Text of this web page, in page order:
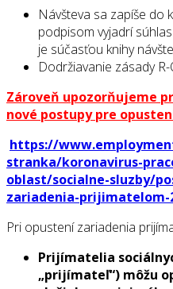
Návšteva sa zapíše do
podpisom vyjadrí
je súčasťou knihy
Dodržiavanie zásady R-
Zároveň upozorňujeme
nové postupy pre
https://
stranka/koronavirus-
oblast/socialne-sluzby/
zariadenia-prijimatelom-
Pri opustení zariadenia
Prijímatelia
„prijímateľ“) môžu